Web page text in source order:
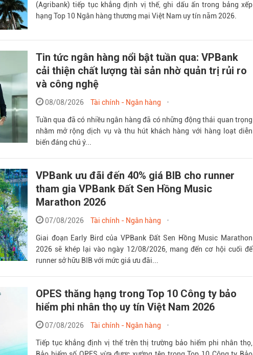
(Agribank) tiếp tục khẳng định vị thế, ghi dấu ấn trong bảng xếp
hạng Top 10 Ngân hàng thương mại Việt Nam uy tín năm 2026.
Tin tức ngân hàng nổi bật tuần qua: VPBank
cải thiện chất lượng tài sản nhờ quản trị rủi ro
và công nghệ
08/08/2026 Tài chính - Ngân hàng
Tuần qua đã có nhiều ngân hàng đã có những động thái quan trọng
nhằm mở rộng dịch vụ và thu hút khách hàng với hàng loạt diễn
biến đáng chú ý...
VPBank ưu đãi đến 40% giá BIB cho runner
tham gia VPBank Đất Sen Hồng Music
Marathon 2026
07/08/2026 Tài chính - Ngân hàng
Giai đoạn Early Bird của VPBank Đất Sen Hồng Music Marathon
2026 sẽ khép lại vào ngày 12/08/2026, mang đến cơ hội cuối để
runner sở hữu BIB với mức giá ưu đãi...
OPES thăng hạng trong Top 10 Công ty bảo
hiểm phi nhân thọ uy tín Việt Nam 2026
07/08/2026 Tài chính - Ngân hàng
Tiếp tục khẳng định vị thế trên thị trường bảo hiểm phi nhân thọ,